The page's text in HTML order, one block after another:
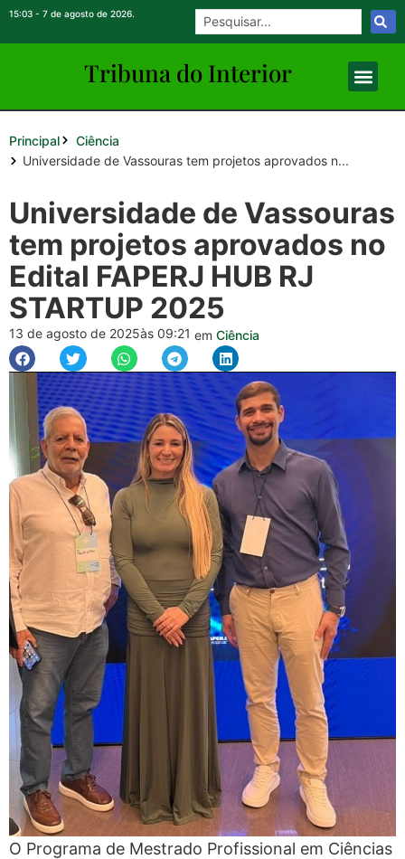
15:03 - 7 de agosto de 2026.
Tribuna do Interior
Principal
Ciência
Universidade de Vassouras tem projetos aprovados n...
Universidade de Vassouras
tem projetos aprovados no
Edital FAPERJ HUB RJ
STARTUP 2025
13 de agosto de 2025às 09:21 em Ciência
O Programa de Mestrado Profissional em Ciências